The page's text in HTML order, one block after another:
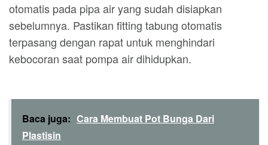
otomatis pada pipa air yang sudah disiapkan
sebelumnya. Pastikan fitting tabung otomatis
terpasang dengan rapat untuk menghindari
kebocoran saat pompa air dihidupkan.
Baca juga: Cara Membuat Pot Bunga Dari
Plastisin